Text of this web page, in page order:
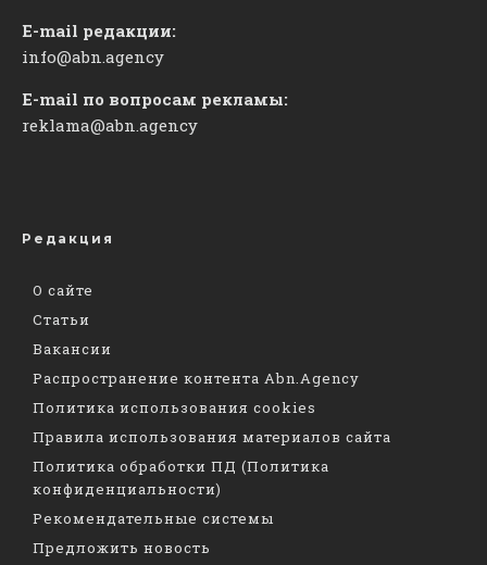
E-mail редакции:
info@abn.agency
E-mail по вопросам рекламы:
reklama@abn.agency
Редакция
О сайте
Статьи
Вакансии
Распространение контента Abn.Agency
Политика использования cookies
Правила использования материалов сайта
Политика обработки ПД (Политика
конфиденциальности)
Рекомендательные системы
Предложить новость